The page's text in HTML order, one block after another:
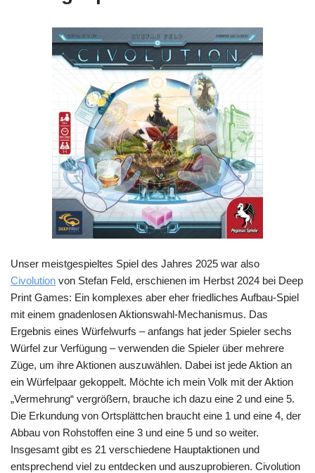
Unser meistgespieltes Spiel des Jahres 2025 war also
Civolution von Stefan Feld, erschienen im Herbst 2024 bei Deep
Print Games: Ein komplexes aber eher friedliches Aufbau-Spiel
mit einem gnadenlosen Aktionswahl-Mechanismus. Das
Ergebnis eines Würfelwurfs – anfangs hat jeder Spieler sechs
Würfel zur Verfügung – verwenden die Spieler über mehrere
Züge, um ihre Aktionen auszuwählen. Dabei ist jede Aktion an
ein Würfelpaar gekoppelt. Möchte ich mein Volk mit der Aktion
„Vermehrung“ vergrößern, brauche ich dazu eine 2 und eine 5.
Die Erkundung von Ortsplättchen braucht eine 1 und eine 4, der
Abbau von Rohstoffen eine 3 und eine 5 und so weiter.
Insgesamt gibt es 21 verschiedene Hauptaktionen und
entsprechend viel zu entdecken und auszuprobieren. Civolution